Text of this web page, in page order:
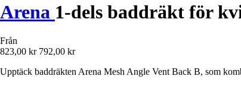
Arena 1-dels baddräkt för
Från
823,00 kr 792,00 kr
Upptäck baddräkten Arena Mesh Angle Vent Back B, som